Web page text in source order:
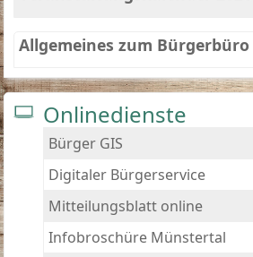
Allgemeines zum Bürgerbüro
Onlinedienste
Bürger GIS
Digitaler Bürgerservice
Mitteilungsblatt online
Infobroschüre Münstertal